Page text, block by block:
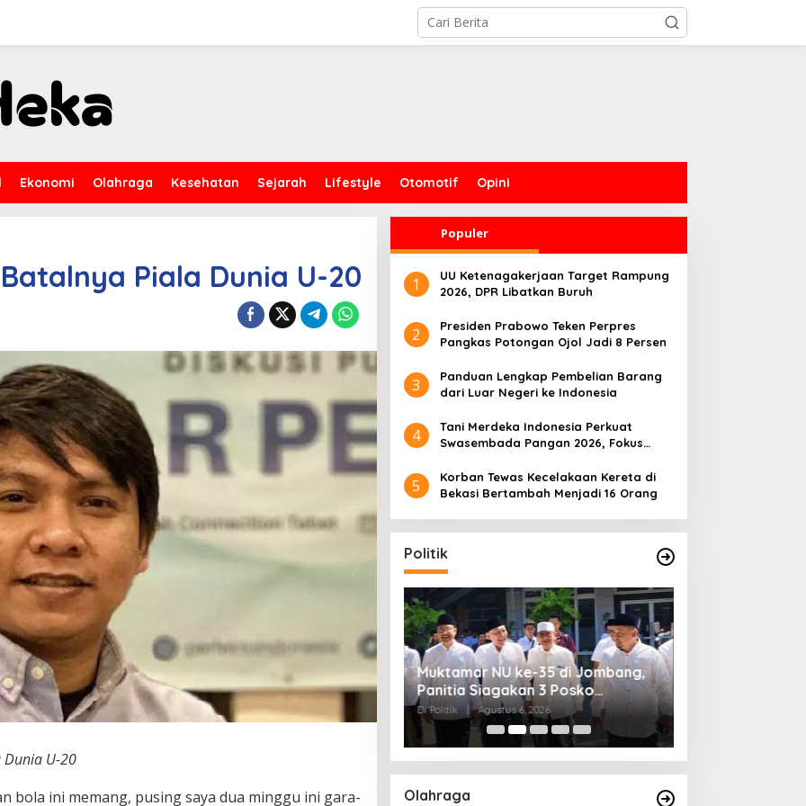
Ekonomi Olahraga Kesehatan Sejarah Lifestyle Otomotif Opini
Piala Dunia U-20
Dunia U-20
bola ini memang, pusing saya dua minggu ini gara-
Populer
1
UU Ketenagakerjaan Target Rampung
2026, DPR Libatkan Buruh
2
Presiden Prabowo Teken Perpres
Pangkas Potongan Ojol Jadi 8 Persen
3
Panduan Lengkap Pembelian Barang
dari Luar Negeri ke Indonesia
4
Tani Merdeka Indonesia Perkuat
Swasembada Pangan 2026, Fokus
5
Korban Tewas Kecelakaan Kereta di
Bekasi Bertambah Menjadi 16 Orang
Politik
Pemerintah Klarifikasi Isu Makalah
MBG untuk Nominasi Nobel
Perdamaian 2026
Di Politik Agustus 6, 2026
Muktamar NU ke-35 di Jombang,
Panitia Siagakan 3 Posko
Kesehatan 24 Jam
Di Politik | Agustus 6, 2026
Olahraga